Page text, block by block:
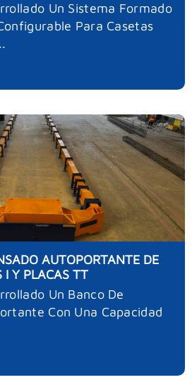
Un Sistema Formado
Para Casetas
AUTOPORTANTE DE
I Y PLACAS TT
Un Banco De
Con Una Capacidad